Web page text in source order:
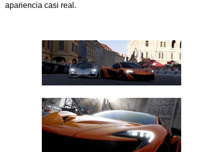
apariencia casi real.